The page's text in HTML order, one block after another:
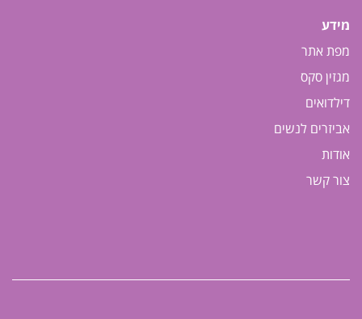
מידע
מפת אתר
מגזין סקס
דילדואים
אביזרים לנשים
אודות
צור קשר